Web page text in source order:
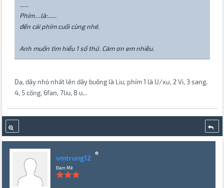
......
Phím....là:......
đến cái phím cuối cùng nhé.
Anh muốn tìm hiểu 1 số thứ. Cám ơn em nhiều.
Dạ, dây nhỏ nhất lên dây buông là Liu, phím 1 là U/xư, 2 Vi, 3 sang,
4, 5 cống, 6fan, 7liu, 8 u...
vmtrung12
Đam Mê